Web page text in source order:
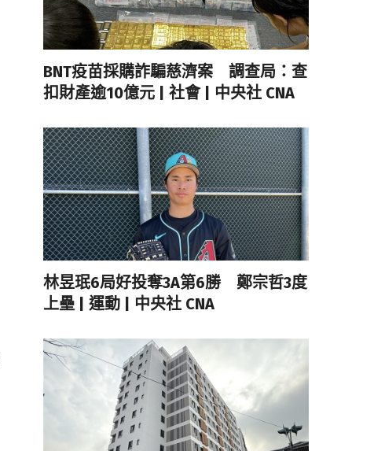
BNT疫苗採購詐騙慈濟案 調查局：查
扣財產逾10億元 | 社會 | 中央社 CNA
林昱珉6局好投奪3A第6勝 鄭宗哲3度
上壘 | 運動 | 中央社 CNA